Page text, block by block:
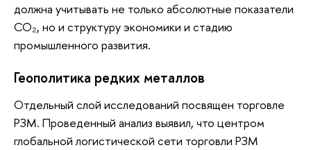
должна учитывать не только абсолютные показатели
СО₂, но и структуру экономики и стадию
промышленного развития.
Геополитика редких металлов
Отдельный слой исследований посвящен торговле
РЗМ. Проведенный анализ выявил, что центром
глобальной логистической сети торговли РЗМ